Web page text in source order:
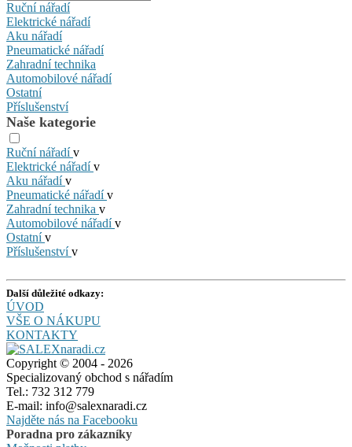
Ruční nářadí
Elektrické nářadí
Aku nářadí
Pneumatické nářadí
Zahradní technika
Automobilové nářadí
Ostatní
Příslušenství
Naše kategorie
Ruční nářadív
Elektrické nářadív
Aku nářadív
Pneumatické nářadív
Zahradní technika v
Automobilové nářadív
Ostatnív
Příslušenstvív
Další důležité odkazy:
ÚVOD
VŠE O NÁKUPU
KONTAKTY
Copyright © 2004 - 2026
Specializovaný obchod s nářadím
Tel.: 732 312 779
E-mail: info@salexnaradi.cz
Najděte nás na Facebooku
Poradna pro zákazníky